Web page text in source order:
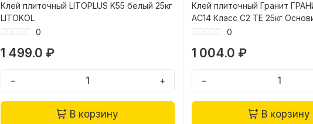
Клей плиточный LITOPLUS K55 белый 25кг
LITOKOL
0
1 499.0 ₽
− +
В корзину
Клей плиточный Гранит
АС14 Класс C2 TE 25кг
0
1 004.0 ₽
−
В корзину